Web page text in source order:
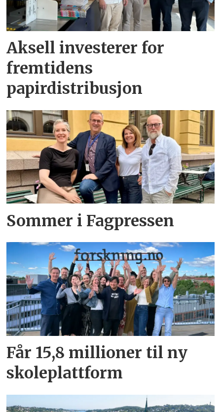
Aksell investerer for
fremtidens
papirdistribusjon
Sommer i Fagpressen
Får 15,8 millioner til ny
skoleplattform